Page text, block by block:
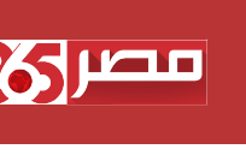
المحتوى